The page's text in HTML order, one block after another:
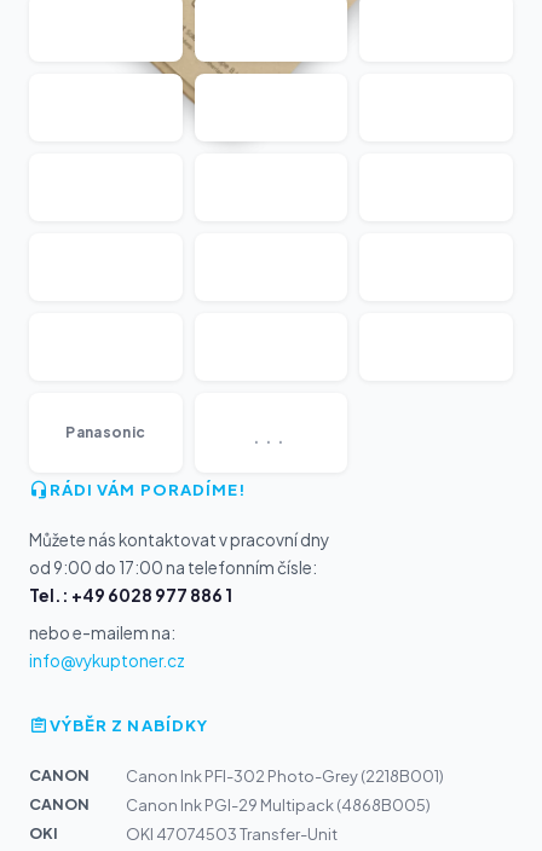
Panasonic ...
RÁDI VÁM PORADÍME!
Můžete nás kontaktovat v pracovní dny
od 9:00 do 17:00 na telefonním čísle:
Tel.: +49 6028 977 886 1
nebo e-mailem na:
info@vykuptoner.cz
VÝBĚR Z NABÍDKY
CANON
Canon Ink PFI-302 Photo-Grey (2218B001)
CANON
Canon Ink PGI-29 Multipack (4868B005)
OKI
OKI 47074503 Transfer-Unit